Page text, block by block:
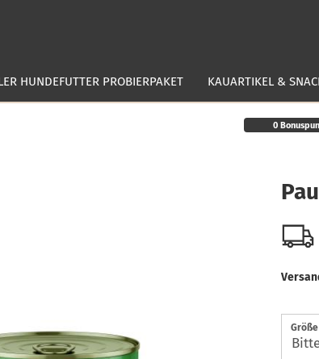
0
HUNDEFUTTER PROBIERPAKET KAUARTIKEL &